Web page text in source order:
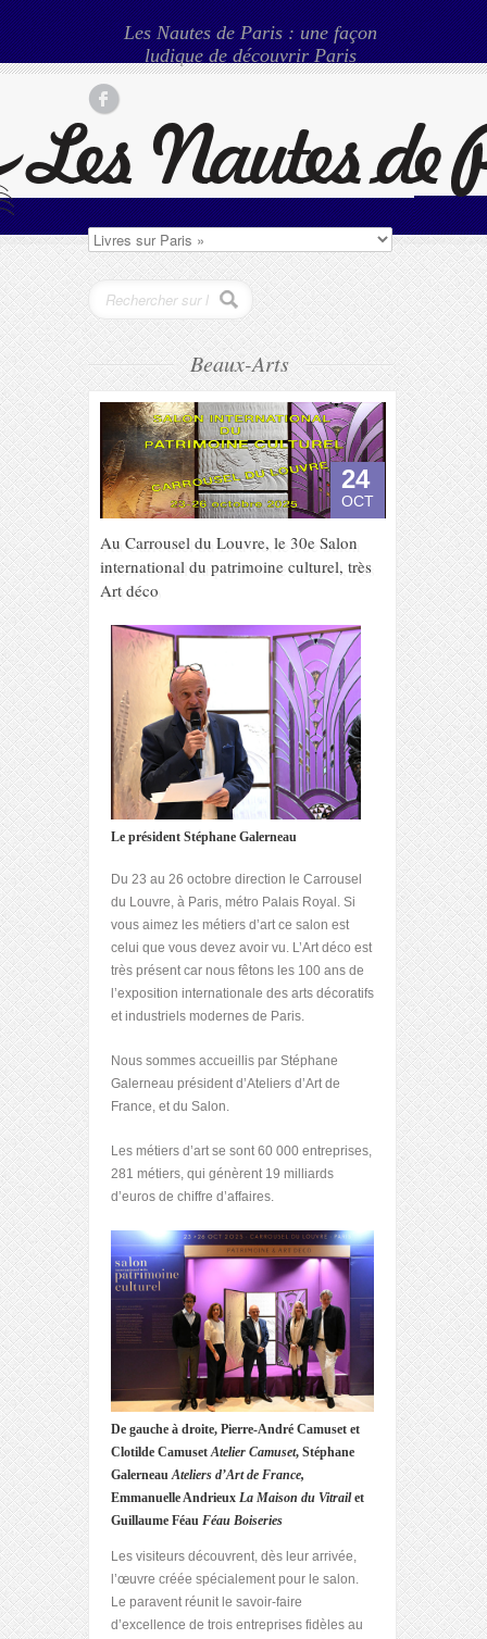
Les Nautes de Paris : une façon
ludique de découvrir Paris
Beaux-Arts
24
OCT
Au Carrousel du Louvre, le 30e Salon
international du patrimoine culturel, très
Art déco
Le président Stéphane Galerneau
Du 23 au 26 octobre direction le Carrousel
du Louvre, à Paris, métro Palais Royal. Si
vous aimez les métiers d’art ce salon est
celui que vous devez avoir vu. L’Art déco est
très présent car nous fêtons les 100 ans de
l’exposition internationale des arts décoratifs
et industriels modernes de Paris.
Nous sommes accueillis par Stéphane
Galerneau président d’Ateliers d’Art de
France, et du Salon.
Les métiers d’art se sont 60 000 entreprises,
281 métiers, qui génèrent 19 milliards
d’euros de chiffre d’affaires.
De gauche à droite, Pierre-André Camuset et
Clotilde CamusetAtelier Camuset, Stéphane
GalerneauAteliers d’Art de France,
Emmanuelle Andrieux La Maison du Vitrailet
Guillaume Féau Féau Boiseries
Les visiteurs découvrent, dès leur arrivée,
l’œuvre créée spécialement pour le salon.
Le paravent réunit le savoir-faire
d’excellence de trois entreprises fidèles au